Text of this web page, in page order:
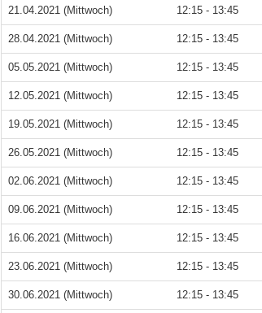
21.04.2021 (Mittwoch) 12:15 - 13:45
28.04.2021 (Mittwoch) 12:15 - 13:45
05.05.2021 (Mittwoch) 12:15 - 13:45
12.05.2021 (Mittwoch) 12:15 - 13:45
19.05.2021 (Mittwoch) 12:15 - 13:45
26.05.2021 (Mittwoch) 12:15 - 13:45
02.06.2021 (Mittwoch) 12:15 - 13:45
09.06.2021 (Mittwoch) 12:15 - 13:45
16.06.2021 (Mittwoch) 12:15 - 13:45
23.06.2021 (Mittwoch) 12:15 - 13:45
30.06.2021 (Mittwoch) 12:15 - 13:45